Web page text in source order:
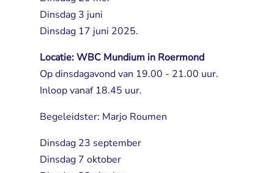
Dinsdag 3 juni
Dinsdag 17 juni 2025.
Locatie: WBC Mundium in Roermond
Op dinsdagavond van 19.00 - 21.00 uur.
Inloop vanaf 18.45 uur.
Begeleidster: Marjo Roumen
Dinsdag 23 september
Dinsdag 7 oktober